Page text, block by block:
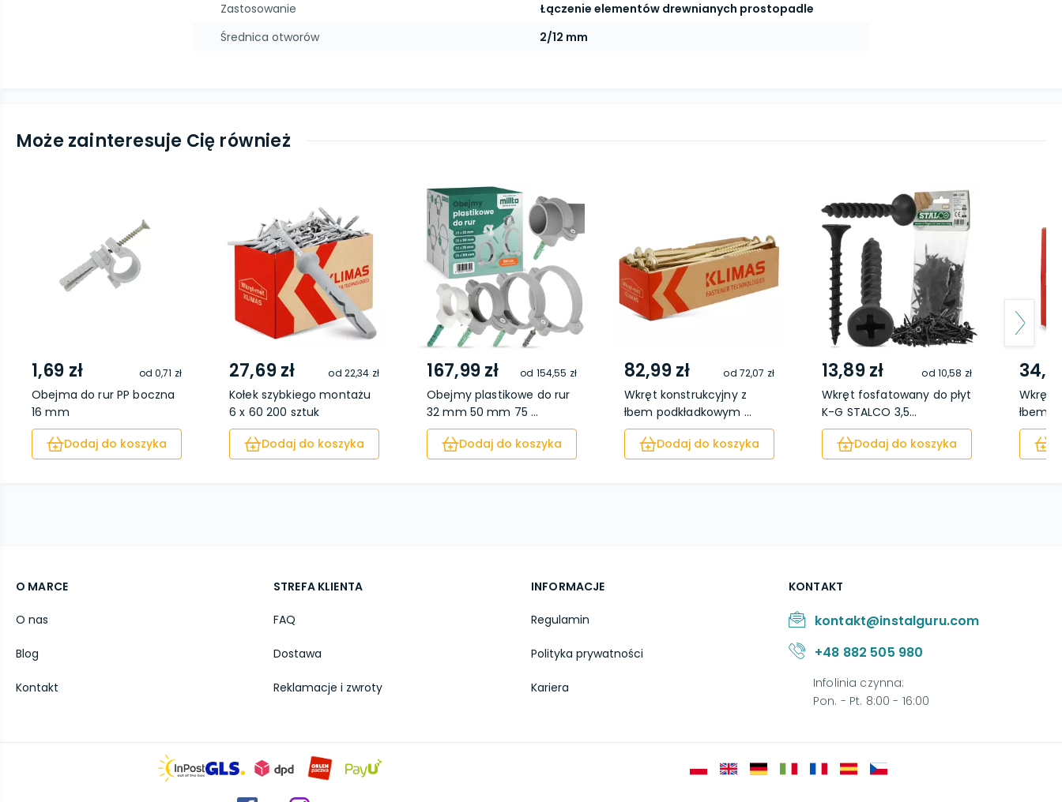
Zastosowanie
Łączenie elementów drewnianych prostopadle
Średnica otworów
2/12 mm
Może zainteresuje Cię również
1,69 zł od0,71 zł
Obejma do rur PP boczna
16 mm
Dodaj do koszyka
27,69 zł od 22,34 zł
Kołek szybkiego montażu
6 x 60 200 sztuk
Dodaj do koszyka
167,99 zł od 154,55 zł
Obejmy plastikowe do rur
32 mm 50 mm 75 ...
Dodaj do koszyka
82,99 zł od 72,07 zł
Wkręt konstrukcyjny z
łbem podkładkowym ...
Dodaj do koszyka
13,89 zł od 10,58 zł
Wkręt fosfatowany do płyt
K-G STALCO 3,5...
Dodaj do koszyka
Wkręt
łbem
O MARCE
O nas
Blog
Kontakt
STREFA KLIENTA
FAQ
Dostawa
Reklamacje i zwroty
INFORMACJE
Regulamin
Polityka prywatności
Kariera
KONTAKT
kontakt@instalguru.com
+48 882 505 980
Infolinia czynna:
Pon. - Pt. 8:00 - 16:00